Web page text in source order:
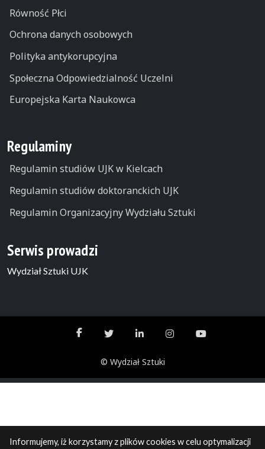
Równość Płci
Ochrona danych osobowych
Polityka antykorupcyjna
Społeczna Odpowiedzialność Uczelni
Europejska Karta Naukowca
Regulaminy
Regulamin studiów UJK w Kielcach
Regulamin studiów doktoranckich UJK
Regulamin Organizacyjny Wydziału Sztuki
Serwis prowadzi
Wydział Sztuki UJK
© Wydział Sztuki
Informujemy, iż korzystamy z plików cookies w celu optymalizacji